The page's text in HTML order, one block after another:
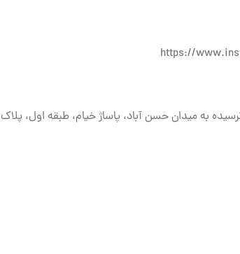
https://
به میدان حسن آباد، پاساژ خیام، طبقه اول، پلاک ۱۲/۵